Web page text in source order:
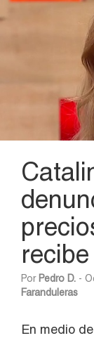
Por Pedro D. -
Faranduleras
En medio